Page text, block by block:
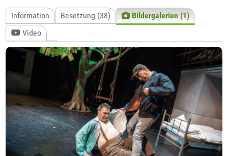
Information Besetzung (38)
Bildergalerien (1)
Video